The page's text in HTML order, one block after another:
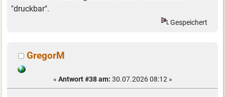
"druckbar".
Gespeichert
GregorM
« Antwort #38 am: 30.07.2026 08:12 »